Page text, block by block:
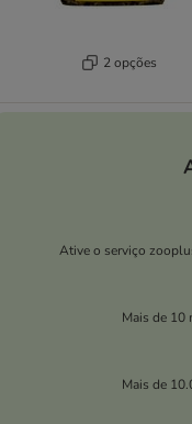
2 opções
Ative o serviço
Mais de 10
Mais de